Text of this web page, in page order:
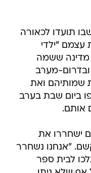
תועדו לכאורה
עצמם "ילדי
מדינה ששמה
ובדרום-מערב
שמותיהם ואת
ביום שבת בערב
אותם.
ישחררו את
"אנחנו נשחרר
לבית ספר